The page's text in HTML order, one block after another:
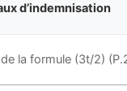
d’indemnisation
la formule (3t/2)